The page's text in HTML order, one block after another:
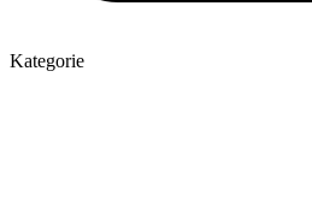
Kategorie